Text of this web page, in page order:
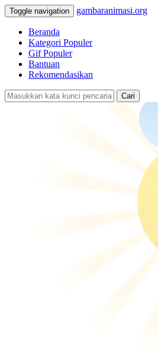
Toggle navigation gambaranimasi.org
Beranda
Kategori Populer
Gif Populer
Bantuan
Rekomendasikan
Cari